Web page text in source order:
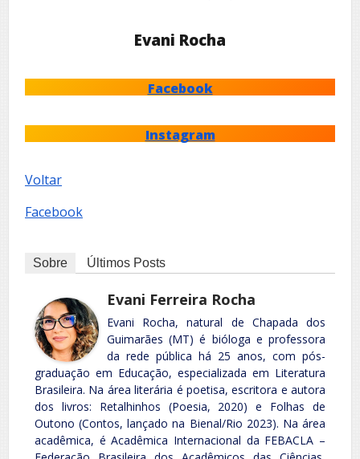
Evani Rocha
Facebook
Instagram
Voltar
Facebook
Sobre Últimos Posts
Evani Ferreira Rocha
Evani Rocha, natural de Chapada dos
Guimarães (MT) é bióloga e professora
da rede pública há 25 anos, com pós-
graduação em Educação, especializada em Literatura
Brasileira. Na área literária é poetisa, escritora e autora
dos livros: Retalhinhos (Poesia, 2020) e Folhas de
Outono (Contos, lançado na Bienal/Rio 2023). Na área
acadêmica, é Acadêmica Internacional da FEBACLA –